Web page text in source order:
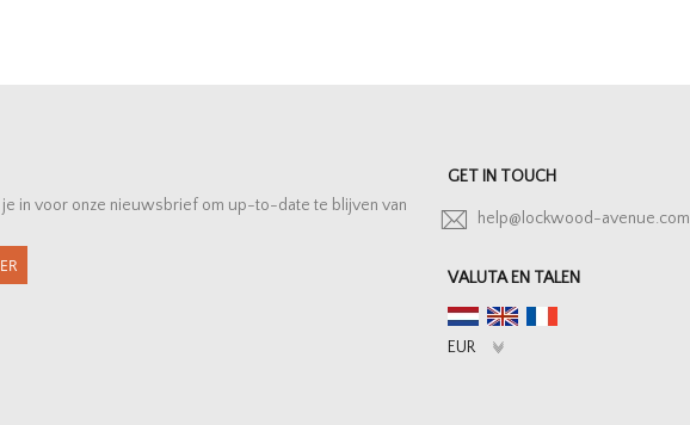
je in voor onze nieuwsbrief om up-to-date te blijven van
GET IN TOUCH
help@lockwood-avenue.com
VALUTA EN TALEN